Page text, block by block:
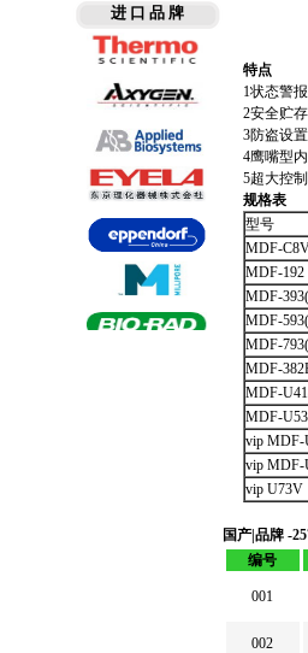
进 口 品 牌
特点
1状态警
2安全贮
3防盗设
4鹰嘴型
5超大控
规格表
型号
MDF-
MDF-192
MDF-
MDF-
MDF-
MDF-
MDF-
MDF-
vip MDF-
vip MDF-
vip U73V
国产|品牌 -
编号
001
002